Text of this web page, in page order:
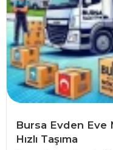
Bursa Evden Eve
Hızlı Taşıma